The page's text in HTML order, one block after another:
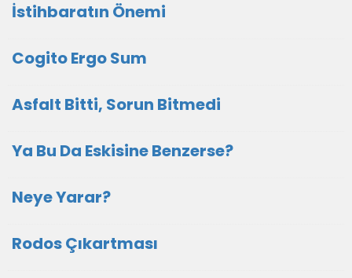
İstihbaratın Önemi
Cogito Ergo Sum
Asfalt Bitti, Sorun Bitmedi
Ya Bu Da Eskisine Benzerse?
Neye Yarar?
Rodos Çıkartması